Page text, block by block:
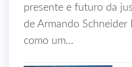
presente e futuro da
de Armando Schneider
como um…